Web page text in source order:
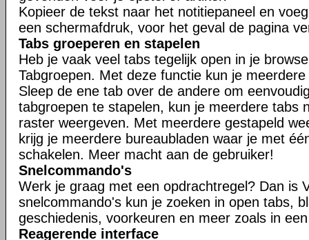
Kopieer de tekst naar het notitiepaneel en
een schermafdruk, voor het geval de pagina
Tabs groeperen en stapelen
Heb je vaak veel tabs tegelijk open in je
Tabgroepen. Met deze functie kun je
Sleep de ene tab over de andere om
tabgroepen te stapelen, kun je meerdere tabs
raster weergeven. Met meerdere gestapeld
krijg je meerdere bureaubladen waar je met
schakelen. Meer macht aan de gebruiker!
Snelcommando's
Werk je graag met een opdrachtregel? Dan is
snelcommando's kun je zoeken in open tabs,
geschiedenis, voorkeuren en meer zoals in
Reagerende interface